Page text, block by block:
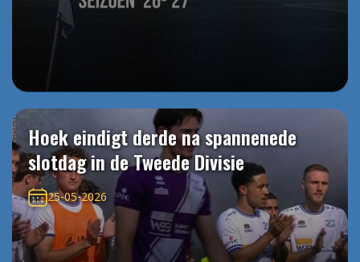
Hoek eindigt derde na spannenede
slotdag in de Tweede Divisie
25-05-2026